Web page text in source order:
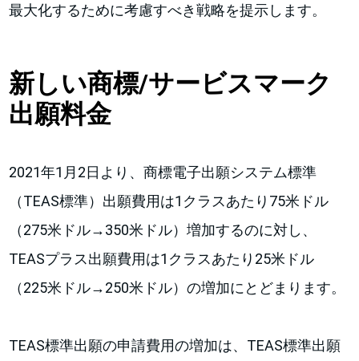
最大化するために考慮すべき戦略を提示します。
新しい商標/サービスマーク
出願料金
2021年1月2日より、商標電子出願システム標準
（TEAS標準）出願費用は1クラスあたり75米ドル
（275米ドル→350米ドル）増加するのに対し、
TEASプラス出願費用は1クラスあたり25米ドル
（225米ドル→250米ドル）の増加にとどまります。
TEAS標準出願の申請費用の増加は、TEAS標準出願